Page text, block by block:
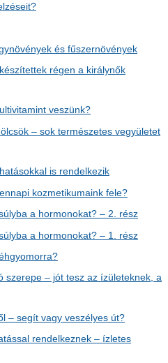
és fűszernövények
régen a királynők
veszünk?
– sok természetes vegyületet
is rendelkezik
kozmetikumaink fele?
a hormonokat? – 2. rész
a hormonokat? – 1. rész
szerepe – jót tesz az ízületeknek, a
– segít vagy veszélyes út?
rendelkeznek – ízletes